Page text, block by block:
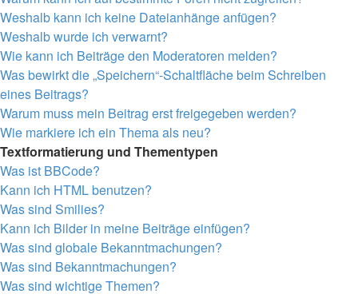
Weshalb kann ich keine Dateianhänge anfügen?
Weshalb wurde ich verwarnt?
Wie kann ich Beiträge den Moderatoren melden?
Was bewirkt die „Speichern“-Schaltfläche beim Schreiben
eines Beitrags?
Warum muss mein Beitrag erst freigegeben werden?
Wie markiere ich ein Thema als neu?
Textformatierung und Thementypen
Was ist BBCode?
Kann ich HTML benutzen?
Was sind Smilies?
Kann ich Bilder in meine Beiträge einfügen?
Was sind globale Bekanntmachungen?
Was sind Bekanntmachungen?
Was sind wichtige Themen?